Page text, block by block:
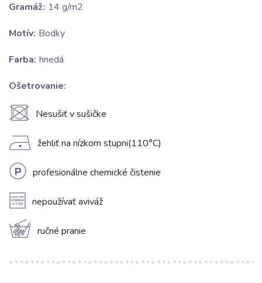
Gramáž: 14 g/m2
Motív: Bodky
Farba: hnedá
Ošetrovanie:
U Nesušiť v sušičke
D žehliť na nízkom stupni(110°C)
L profesionálne chemické čistenie
A nepoužívať aviváž
c ručné pranie